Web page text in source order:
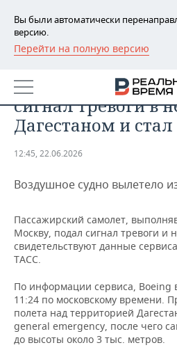
Вы были автоматически
версию.
Перейти на полную версию
РЕГИОНЫ
БАШКОРТОСТАН
ТАТАРСТАН
НОВОСТИ
АНАЛИТИКА
ДЕКЛАРАЦИИ О ДОХОДАХ
ВУЗЫ ТАТАРСТАНА
ТОРГОВЫЕ ЦЕНТРЫ
ТАТАРСТАНА
НОВОСТИ ЭКОНОМИКИ
БАНКИ
ИНВЕСТИЦИИ
ПРОМЫШЛЕННОСТЬ
ПРОМЫШЛЕННОСТИ
АГРОПРОМ
МАШИНОСТРОЕНИЕ
НЕФТЕХИМИЯ
НЕФТЬ
НОВОСТИ НЕДВИЖИМОСТИ
АВТО
НОВОСТИ БИЗНЕСА
РОЗНИЧНАЯ ТОРГОВЛЯ
ТЕХНОЛОГИИ
НОВОСТИ ТЕХНОЛОГИЙ
МЕРОПРИЯТИЯ
Самолет Гюмри —
сигнал тревоги в
Дагестаном и
12:45, 22.06.2026
Воздушное судно вылетело
Пассажирский самолет,
Москву, подал сигнал тревоги и
свидетельствуют данные
ТАСС.
По информации сервиса, Boeing
11:24 по московскому времени.
полета над территорией
general emergency, после чего
до высоты около 3 тыс. метров.